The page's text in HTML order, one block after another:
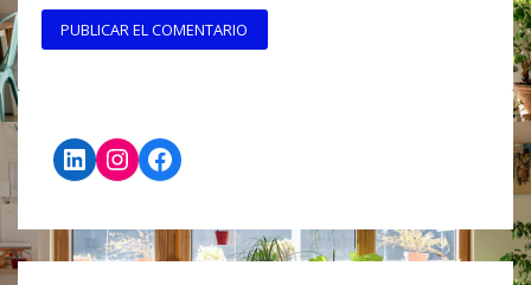
LinkedIn
Instagram
Facebook